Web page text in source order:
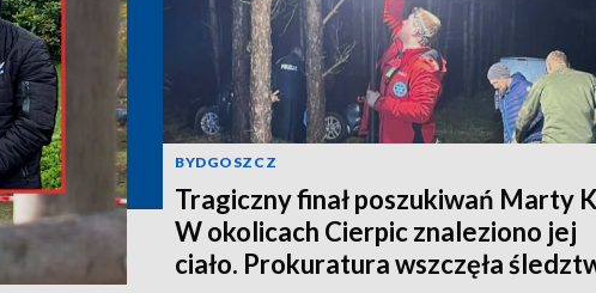
BYDGOSZCZ
Tragiczny finał poszukiwań Marty
W okolicach Cierpic znaleziono jej
ciało. Prokuratura wszczęła